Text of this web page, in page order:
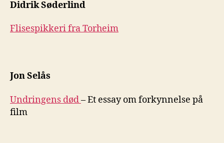
Didrik Søderlind
Flisespikkeri fra Torheim
Jon Selås
Undringens død– Et essay om forkynnelse på
film